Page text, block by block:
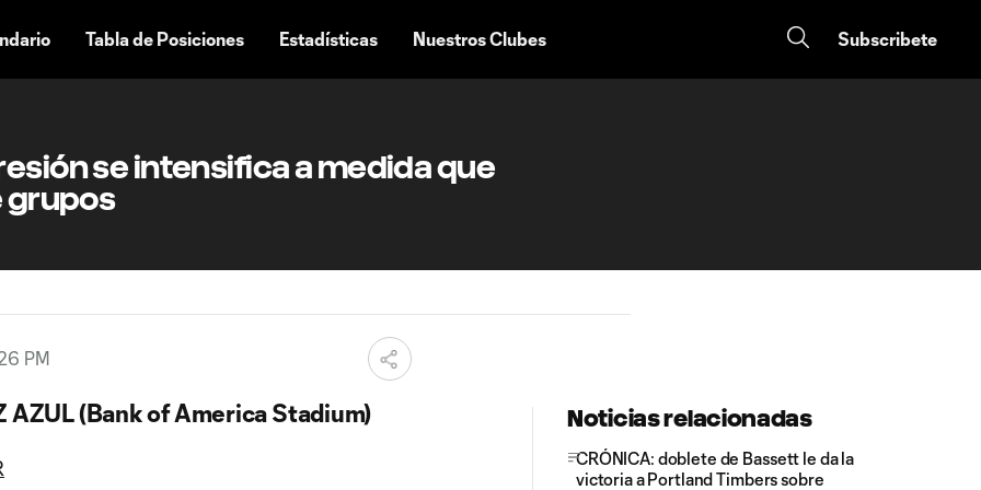
Tabla de Posiciones Estadísticas Nuestros Clubes Subscribete
se intensifica a medida que
grupos
PM
AZUL (Bank of America Stadium) Noticias relacionadas
CRÓNICA: doblete de Bassett le da la
victoria a Portland Timbers sobre